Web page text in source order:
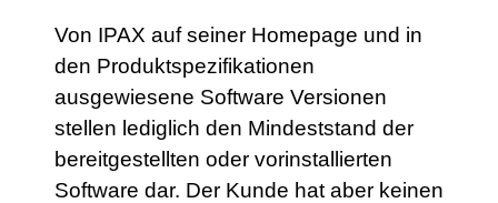
Von IPAX auf seiner Homepage und in
den Produktspezifikationen
ausgewiesene Software Versionen
stellen lediglich den Mindeststand der
bereitgestellten oder vorinstallierten
Software dar. Der Kunde hat aber keinen